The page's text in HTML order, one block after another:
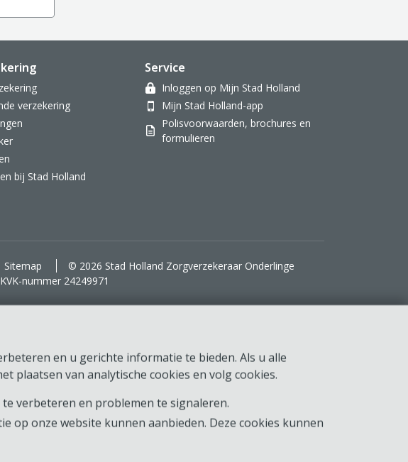
en u gerichte informatie te bieden. Als u alle
plaatsen van analytische cookies en volg cookies.
verbeteren en problemen te signaleren.
onze website kunnen aanbieden. Deze cookies kunnen
verzekering
bij Stad Holland
Service
Inloggen op Mijn Stad Holland
Mijn Stad Holland-app
Polisvoorwaarden, brochures en
formulieren
Sitemap
© 2026 Stad Holland Zorgverzekeraar Onderlinge
nummer 24249971